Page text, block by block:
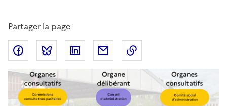
Partager la page
Partager sur Facebook
Partager sur Bluesky
Partager sur LinkedIn
Partager par email